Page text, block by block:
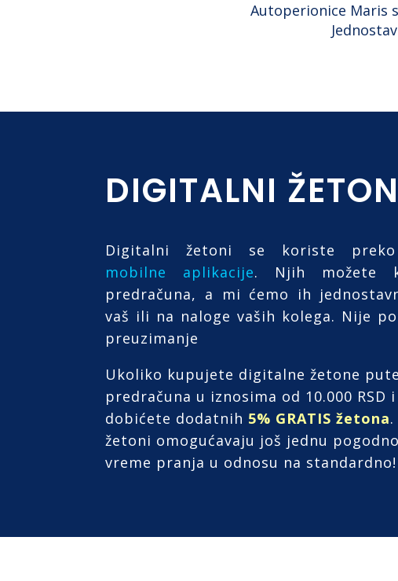
Autoperionice Maris
DIGITALNI
Digitalni žetoni se koriste
mobilne aplikacije. Njih možete
predračuna, a mi ćemo ih
vaš ili na naloge vaših kolega. Nije
preuzimanje
Ukoliko kupujete digitalne žetone
predračuna u iznosima od 10.000 RSD
dobićete dodatnih 5% GRATIS žetona
žetoni omogućavaju još jednu
vreme pranja u odnosu na standardno!